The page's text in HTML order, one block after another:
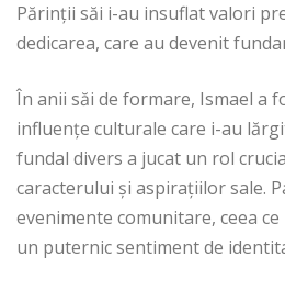
Părinții săi i-au insuflat valori
dedicarea, care au devenit
În anii săi de formare, Ismael a
influențe culturale care i-au
fundal divers a jucat un rol
caracterului și aspirațiilor sale.
evenimente comunitare, ceea
un puternic sentiment de